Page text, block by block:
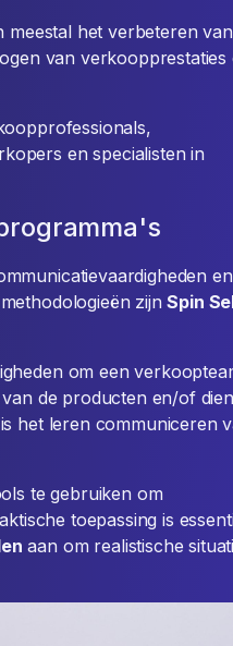
het verbeteren
van verkoopprestaties
en specialisten in
en
zijnSpin
om een
de producten en/of
het leren communiceren
te gebruiken om
toepassing is
aan om realistische